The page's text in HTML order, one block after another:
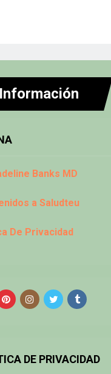
Banks MD
a Saludteu
De Privacidad
DE PRIVACIDAD